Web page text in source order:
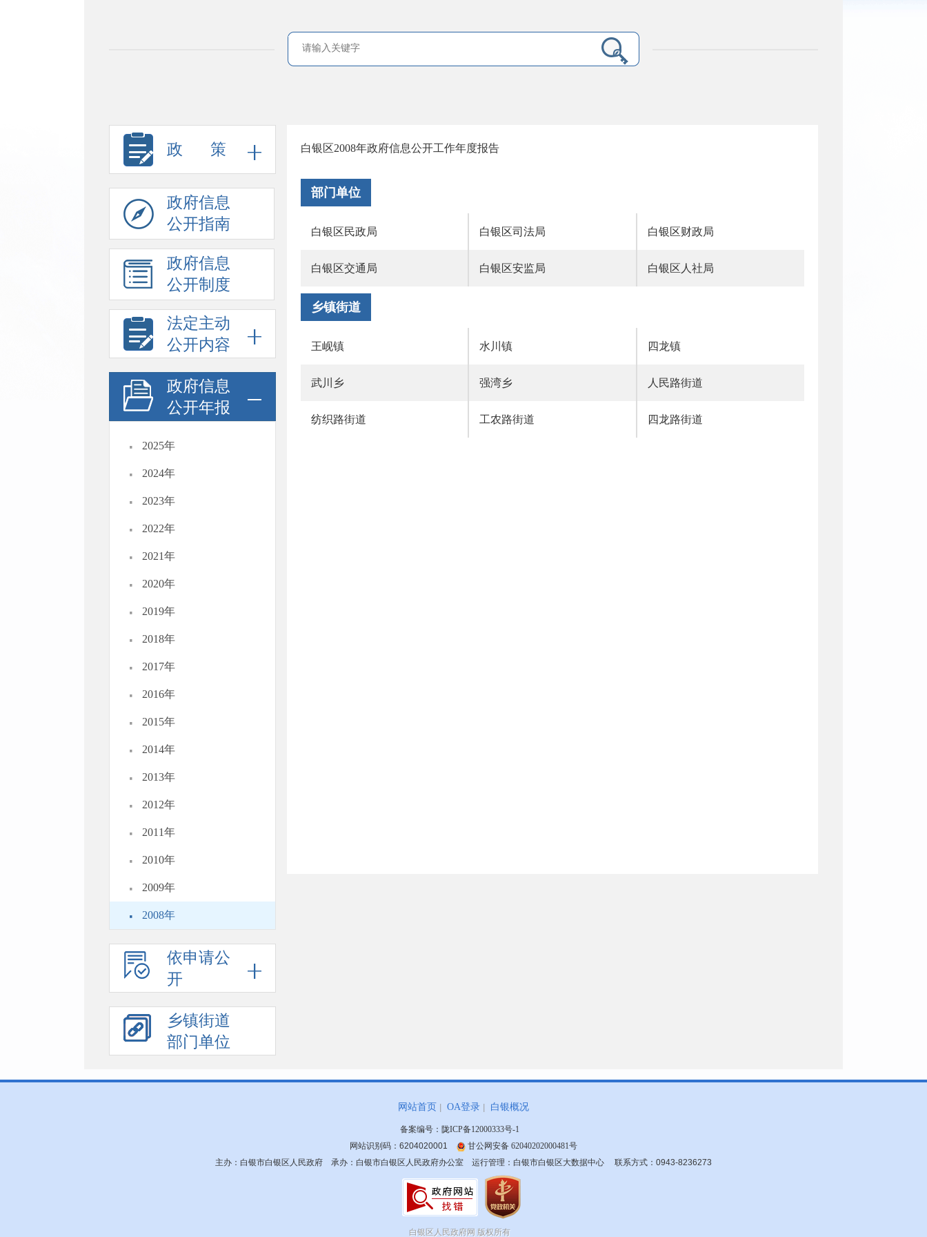
政 策
政府信息
公开指南
政府信息
公开制度
法定主动
公开内容
政府信息
公开年报
· 2025年
· 2024年
· 2023年
· 2022年
· 2021年
· 2020年
· 2019年
· 2018年
· 2017年
· 2016年
· 2015年
· 2014年
· 2013年
· 2012年
· 2011年
· 2010年
· 2009年
· 2008年
依申请公
开
乡镇街道
部门单位
白银区2008年政府信息公开工作年度报告
部门单位
白银区民政局 白银区司法局 白银区财政局
白银区交通局 白银区安监局 白银区人社局
乡镇街道
王岘镇 水川镇 四龙镇
武川乡 强湾乡 人民路街道
纺织路街道 工农路街道 四龙路街道
网站首页 OA登录 白银概况
备案编号： 陇ICP备12000333号-1
网站识别码：6204020001
甘公网安备 62040202000481号
主办：白银市白银区人民政府 承办：白银市白银区人民政府办公室 运行管理：白银市白银区大数据中心 联系方式：0943-8236273
白银区人民政府网版权所有